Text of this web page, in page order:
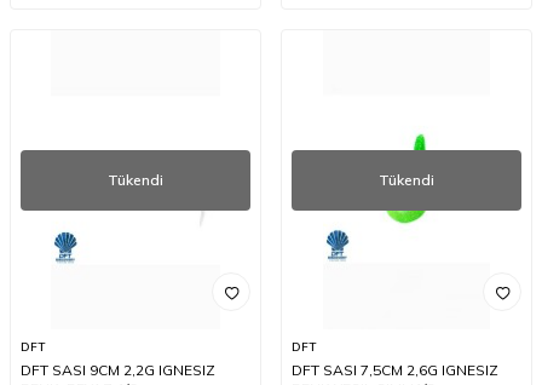
Tükendi
DFT
DFT SASI 9CM 2,2G IGNESIZ
Tükendi
DFT
DFT SASI 7,5CM 2,6G IGNESIZ